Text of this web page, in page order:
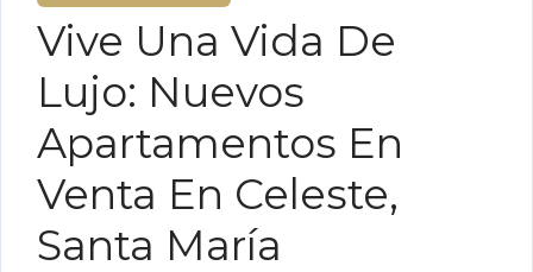
Vive Una Vida De
Lujo: Nuevos
Apartamentos En
Venta En Celeste,
Santa María